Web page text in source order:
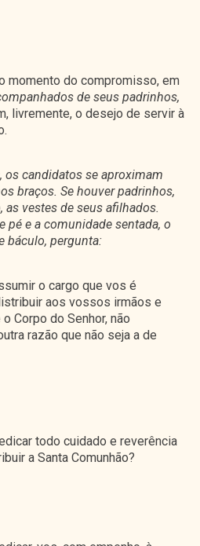
momento do compromisso, em
de seus padrinhos,
livremente, o desejo de servir à
os candidatos se aproximam
braços. Se houver padrinhos,
as vestes de seus afilhados.
pé e a comunidade sentada, o
báculo, pergunta:
o cargo que vos é
aos vossos irmãos e
Corpo do Senhor, não
razão que não seja a de
todo cuidado e reverência
a Santa Comunhão?